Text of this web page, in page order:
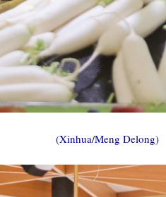
(Xinhua/Meng Delong)